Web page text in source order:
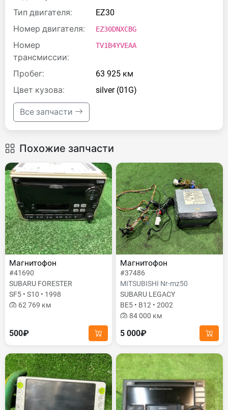
Тип двигателя:
EZ30
Номер двигателя:
EZ30DNXCBG
Номер
трансмиссии:
TV1B4YVEAA
Пробег:
63 925 км
Цвет кузова:
silver (01G)
Все запчасти
Похожие запчасти
Магнитофон
#41690
SUBARU FORESTER
SF5 • S10 • 1998
62 769 км
500₽
Магнитофон
#37486
MITSUBISHI Nr-mz50
SUBARU LEGACY
BE5 • B12 • 2002
84 000 км
5 000₽